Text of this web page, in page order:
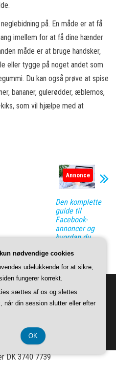
på. En måde er at få
imellem for at få dine hænder
måde er at bruge handsker,
eller tygge på noget andet som
Du kan også prøve at spise
bananer, gulerødder, æblemos,
som vil hjælpe med at
Annonce
Den komplette
guide til
Facebook-
annoncer og
hvordan du
effektivt
leverer indhold om ting
Tema:Envo Magazine
DK 3740 7739
nødvendige cookies
udelukkende for at sikre,
fungerer korrekt.
sættes af os og slettes
når din session slutter eller efter
OK